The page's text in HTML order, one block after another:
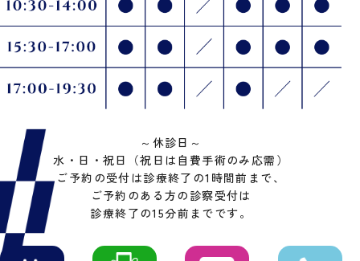
～ 休診日 ～
水・日・祝日（祝日は自費手術のみ応需）
ご予約の受付は診療終了の1時間前まで、
ご予約のある方の診察受付は
診療終了の15分前までです。